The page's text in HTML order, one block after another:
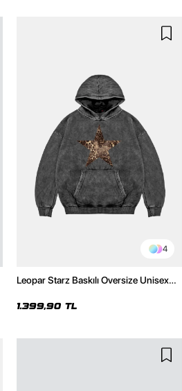
4
Leopar Starz Baskılı Oversize Unisex
1.399,90 TL